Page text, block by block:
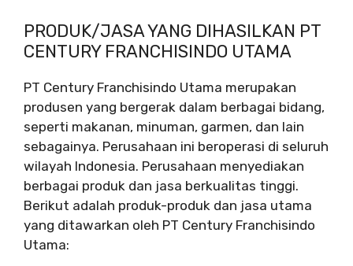
PRODUK/JASA YANG DIHASILKAN PT
CENTURY FRANCHISINDO UTAMA
PT Century Franchisindo Utama merupakan
produsen yang bergerak dalam berbagai bidang,
seperti makanan, minuman, garmen, dan lain
sebagainya. Perusahaan ini beroperasi di seluruh
wilayah Indonesia. Perusahaan menyediakan
berbagai produk dan jasa berkualitas tinggi.
Berikut adalah produk-produk dan jasa utama
yang ditawarkan oleh PT Century Franchisindo
Utama: